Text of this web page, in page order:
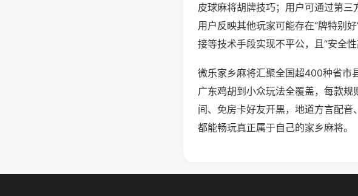
皮球麻将胡牌技巧；用户可通过第三
用户反映其他玩家可能存在“牌特别
接等技术手段实现不平公，且“安全性
微乐家乡麻将汇聚全国超400种省市
广东鸡胡到小众玩法全覆盖，每款
间、免房卡好友开黑，地道方言配
都能畅玩真正属于自己的家乡麻将。